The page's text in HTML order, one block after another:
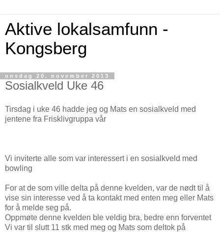
Aktive lokalsamfunn -
Kongsberg
onsdag 20. november 2013
Sosialkveld Uke 46
Tirsdag i uke 46 hadde jeg og Mats en sosialkveld med
jentene fra Frisklivgruppa vår
Vi inviterte alle som var interessert i en sosialkveld med
bowling
For at de som ville delta på denne kvelden, var de nødt til å
vise sin interesse ved å ta kontakt med enten meg eller Mats
for å melde seg på.
Oppmøte denne kvelden ble veldig bra, bedre enn forventet
Vi var til slutt 11 stk med meg og Mats som deltok på